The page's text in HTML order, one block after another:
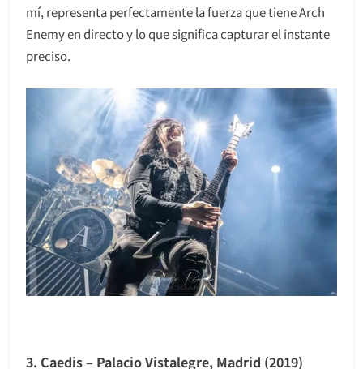
mí, representa perfectamente la fuerza que tiene Arch
Enemy en directo y lo que significa capturar el instante
preciso.
3. Caedis – Palacio Vistalegre, Madrid (2019)